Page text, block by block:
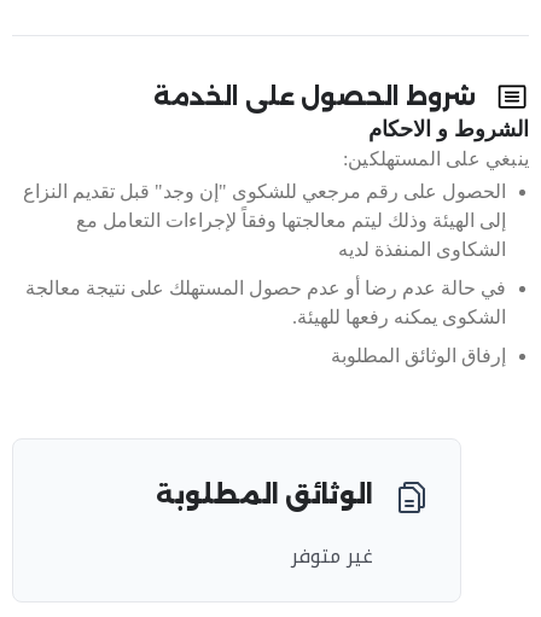
شروط الحصول على الخدمة
الشروط و الاحكام
ينبغي على المستهلكين:
الحصول على رقم مرجعي للشكوى "إن وجد" قبل تقديم النزاع
إلى الهيئة وذلك ليتم معالجتها وفقاً لإجراءات التعامل مع
الشكاوى المنفذة لديه
في حالة عدم رضا أو عدم حصول المستهلك على نتيجة معالجة
الشكوى يمكنه رفعها للهيئة.
إرفاق الوثائق المطلوبة
الوثائق المطلوبة
غير متوفر